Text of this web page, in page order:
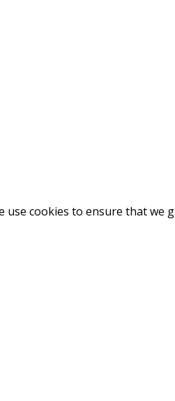
use cookies to ensure that we